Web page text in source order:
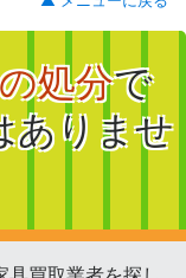
処分で
ありませ